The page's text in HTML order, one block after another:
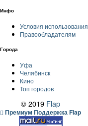
Инфо
Условия использования
Правообладателям
Города
Уфа
Челябинск
Кино
Топ городов
© 2019 Flap
Премиум Поддержка Flap